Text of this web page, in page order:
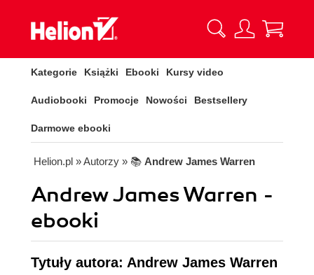
Kategorie Książki Ebooki Kursy video
Audiobooki Promocje Nowości Bestsellery
Darmowe ebooki
Helion.pl » Autorzy » 📚 Andrew James Warren
Andrew James Warren -
ebooki
Tytuły autora: Andrew James Warren